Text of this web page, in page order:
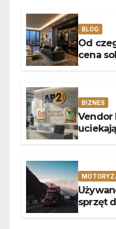
BLOG
Od
cena
BIZNES
Vendor
sprzęt